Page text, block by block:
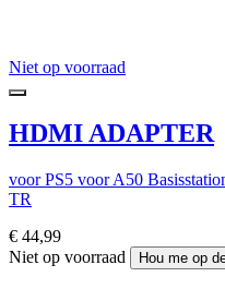
Niet op voorraad
HDMI ADAPTER
voor PS5 voor A50
TR
€ 44,99
Niet op voorraad
Hou me op